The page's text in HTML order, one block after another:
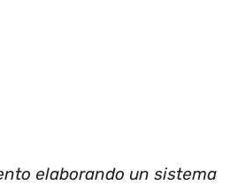
elaborando un sistema